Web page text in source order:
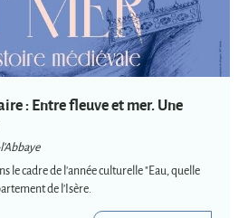
: Entre fleuve et mer. Une
le cadre de l'année culturelle "Eau, quelle
de l'Isère.